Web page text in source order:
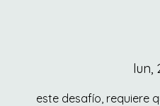
lun,
este desafío, requiere